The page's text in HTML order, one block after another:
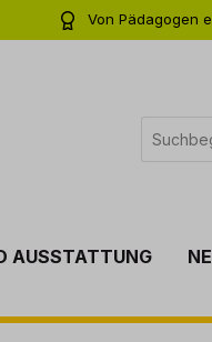
Von Pädagogen
AUSSTATTUNG